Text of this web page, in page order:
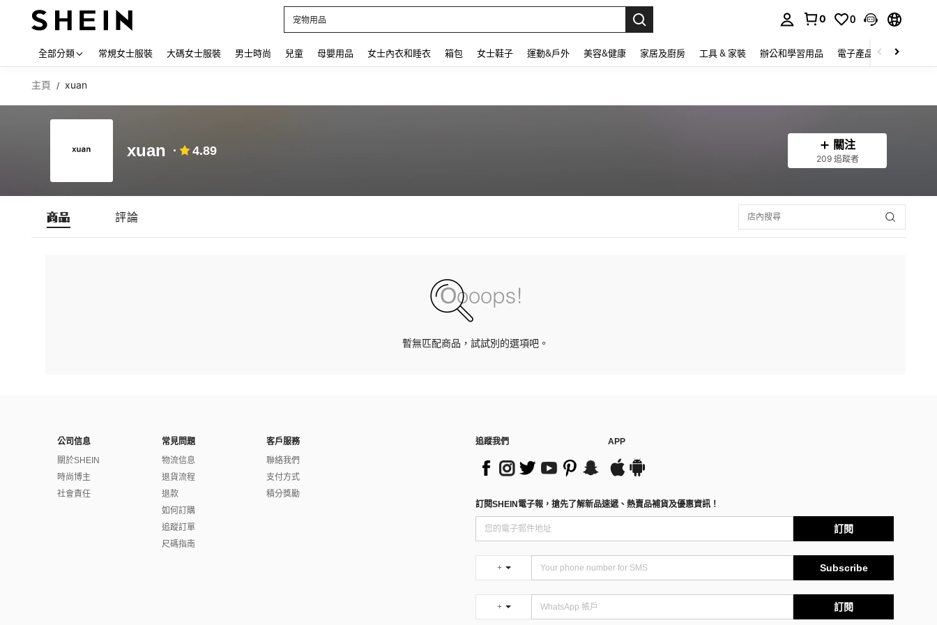
宠物用品
0 0
全部分類 常規女士服裝 大碼女士服裝 男士時尚 兒童 母嬰用品 女士內衣和睡衣 箱包 女士鞋子 運動&戶外 美容&健康 家居及廚房 工具 & 家裝 辦公和學習用品 電子產品 玩具
主頁 / xuan
xuan 4.89 關注
209 追蹤者
商品 評論
暫無匹配商品，試試別的選項吧。
公司信息
關於SHEIN
時尚博主
社會責任
常見問題
物流信息
退貨流程
退款
如何訂購
追蹤訂單
尺碼指南
客戶服務
聯絡我們
支付方式
積分獎勵
追蹤我們 APP
訂閱SHEIN電子報，搶先了解新品速遞、熱賣品補貨及優惠資訊！
訂閱
+ Subscribe
+ 訂閱